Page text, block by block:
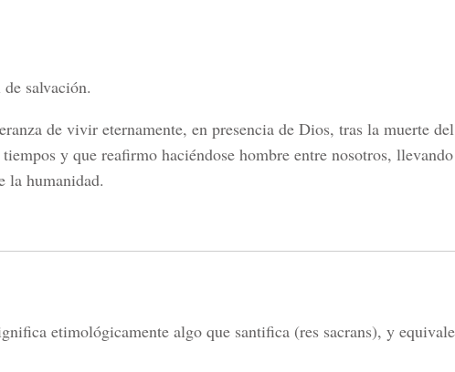
salvación.
de vivir eternamente, en presencia de Dios, tras la muerte
y que reafirmo haciéndose hombre entre nosotros,
la humanidad.
etimológicamente algo que santifica (res sacrans), y